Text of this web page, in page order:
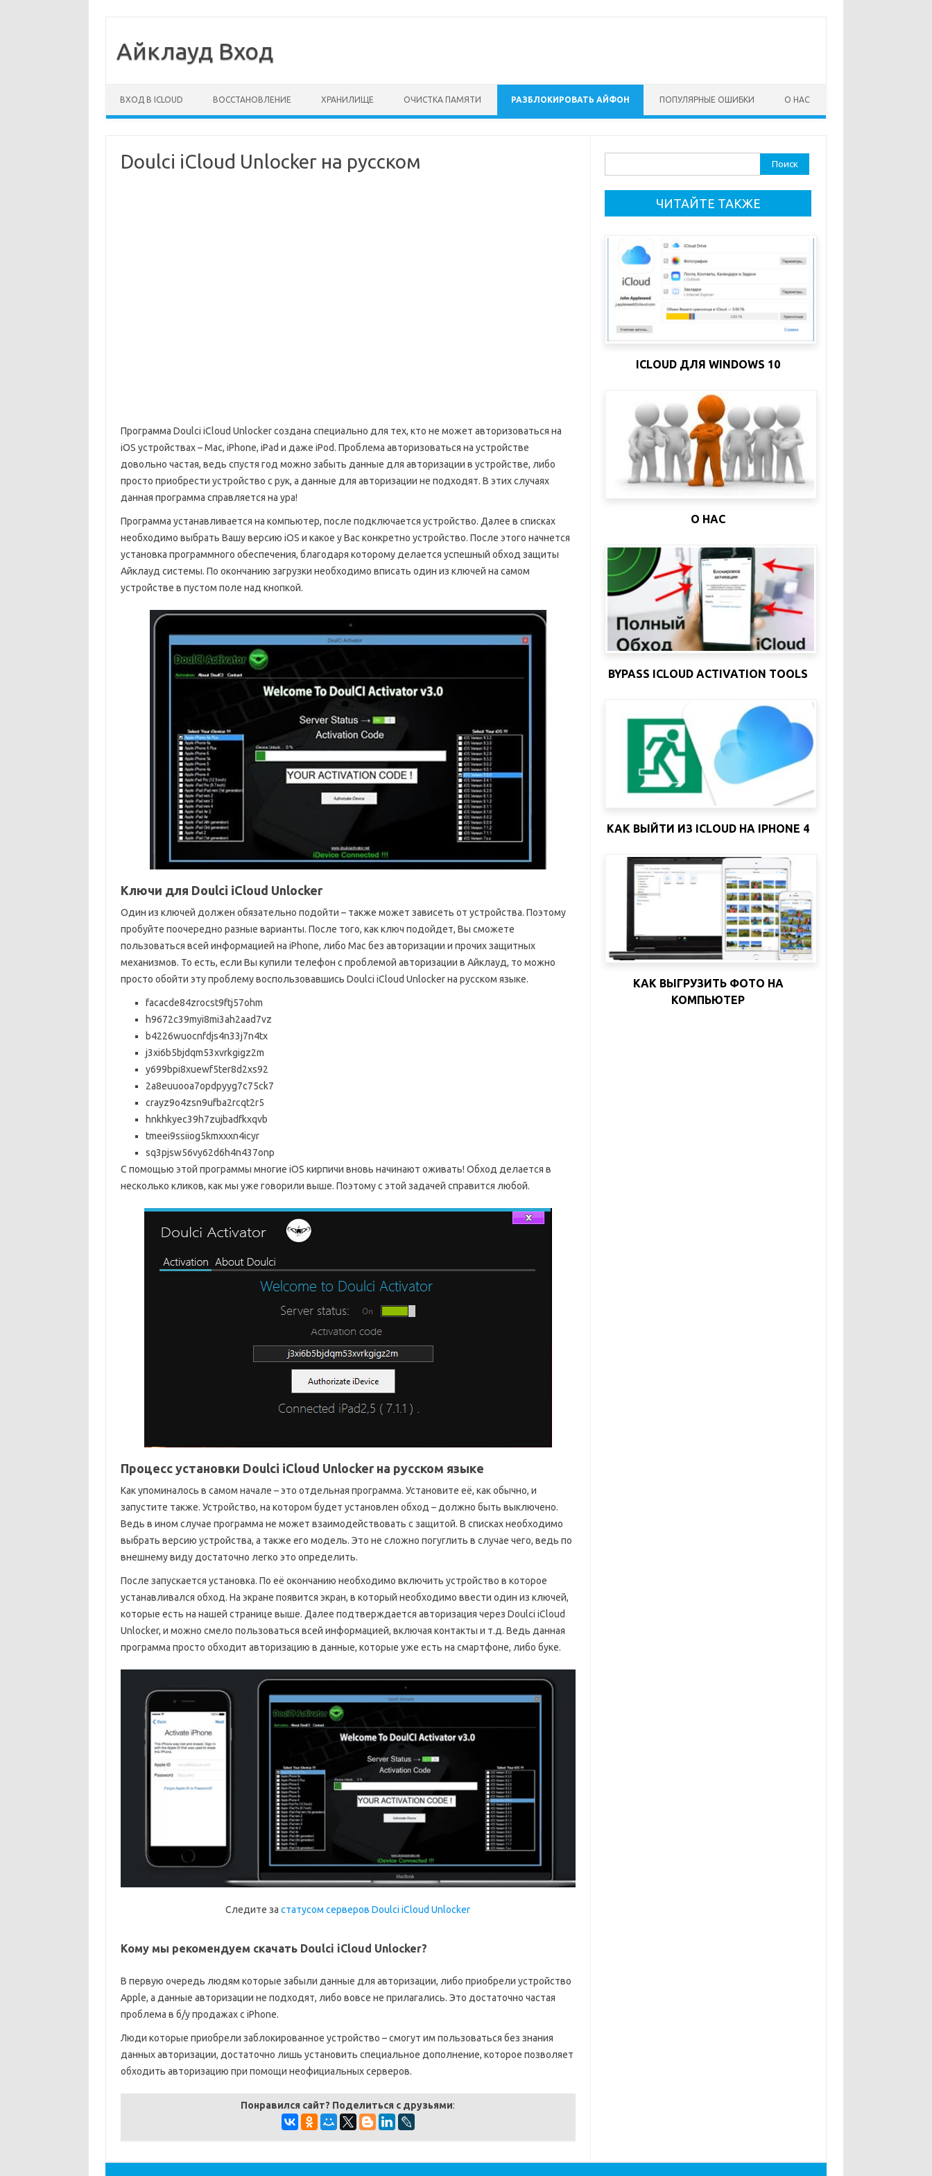
Айклауд Вход
ВХОД В ICLOUD ВОССТАНОВЛЕНИЕ ХРАНИЛИЩЕ ОЧИСТКА ПАМЯТИ РАЗБЛОКИРОВАТЬ АЙФОН ПОПУЛЯРНЫЕ ОШИБКИ О НАС
Doulci iCloud Unlocker на русском
Программа Doulci iCloud Unlocker создана специально для тех, кто не может авторизоваться на
iOS устройствах – Mac, iPhone, iPad и даже iPod. Проблема авторизоваться на устройстве
довольно частая, ведь спустя год можно забыть данные для авторизации в устройстве, либо
просто приобрести устройство с рук, а данные для авторизации не подходят. В этих случаях
данная программа справляется на ура!
Программа устанавливается на компьютер, после подключается устройство. Далее в списках
необходимо выбрать Вашу версию iOS и какое у Вас конкретно устройство. После этого начнется
установка программного обеспечения, благодаря которому делается успешный обход защиты
Айклауд системы. По окончанию загрузки необходимо вписать один из ключей на самом
устройстве в пустом поле над кнопкой.
Ключи для Doulci iCloud Unlocker
Один из ключей должен обязательно подойти – также может зависеть от устройства. Поэтому
пробуйте поочередно разные варианты. После того, как ключ подойдет, Вы сможете
пользоваться всей информацией на iPhone, либо Mac без авторизации и прочих защитных
механизмов. То есть, если Вы купили телефон с проблемой авторизации в Айклауд, то можно
просто обойти эту проблему воспользовавшись Doulci iCloud Unlocker на русском языке.
facacde84zrocst9ftj57ohm
h9672c39myi8mi3ah2aad7vz
b4226wuocnfdjs4n33j7n4tx
j3xi6b5bjdqm53xvrkgigz2m
y699bpi8xuewf5ter8d2xs92
2a8euuooa7opdpyyg7c75ck7
crayz9o4zsn9ufba2rcqt2r5
hnkhkyec39h7zujbadfkxqvb
tmeei9ssiiog5kmxxxn4icyr
sq3pjsw56vy62d6h4n437onp
С помощью этой программы многие iOS кирпичи вновь начинают оживать! Обход делается в
несколько кликов, как мы уже говорили выше. Поэтому с этой задачей справится любой.
Процесс установки Doulci iCloud Unlocker на русском языке
Как упоминалось в самом начале – это отдельная программа. Установите её, как обычно, и
запустите также. Устройство, на котором будет установлен обход – должно быть выключено.
Ведь в ином случае программа не может взаимодействовать с защитой. В списках необходимо
выбрать версию устройства, а также его модель. Это не сложно погуглить в случае чего, ведь по
внешнему виду достаточно легко это определить.
После запускается установка. По её окончанию необходимо включить устройство в которое
устанавливался обход. На экране появится экран, в который необходимо ввести один из ключей,
которые есть на нашей странице выше. Далее подтверждается авторизация через Doulci iCloud
Unlocker, и можно смело пользоваться всей информацией, включая контакты и т.д. Ведь данная
программа просто обходит авторизацию в данные, которые уже есть на смартфоне, либо буке.
Следите застатусом серверов Doulci iCloud Unlocker
Кому мы рекомендуем скачать Doulci iCloud Unlocker?
В первую очередь людям которые забыли данные для авторизации, либо приобрели устройство
Apple, а данные авторизации не подходят, либо вовсе не прилагались. Это достаточно частая
проблема в б/у продажах с iPhone.
Люди которые приобрели заблокированное устройство – смогут им пользоваться без знания
данных авторизации, достаточно лишь установить специальное дополнение, которое позволяет
обходить авторизацию при помощи неофициальных серверов.
Понравился сайт? Поделиться с друзьями:
ЧИТАЙТЕ ТАКЖЕ
ICLOUD ДЛЯ WINDOWS 10
О НАС
BYPASS ICLOUD ACTIVATION TOOLS
КАК ВЫЙТИ ИЗ ICLOUD НА IPHONE 4
КАК ВЫГРУЗИТЬ ФОТО НА
КОМПЬЮТЕР